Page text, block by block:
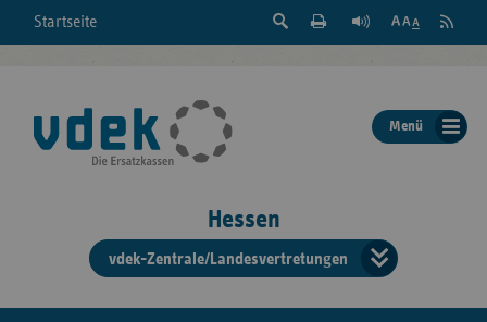
Startseite
Suche
der
Seite
Feed
Menü
Hessen
vdek-Zentrale/Landesvertretungen
der